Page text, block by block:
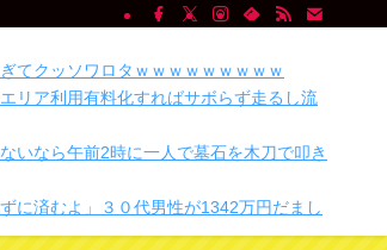
てクッソワロタｗｗｗｗｗｗｗｗｗ
リア利用有料化すればサボらず走るし流
いなら午前2時に一人で墓石を木刀で叩き
に済むよ」３０代男性が1342万円だまし